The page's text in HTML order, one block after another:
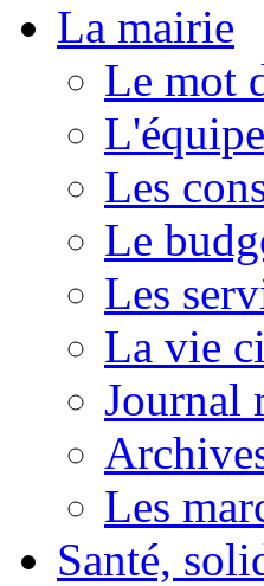
La mairie
Le mot
Les
Le
Les
La vie
Journal
Les
Santé,